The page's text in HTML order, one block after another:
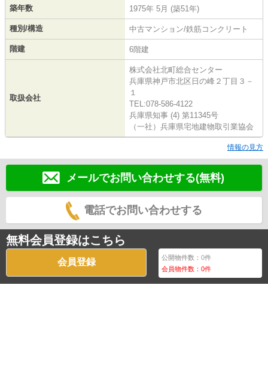
築年数 1975年 5月 (築51年)
種別/構造 中古マンション/鉄筋コンクリート
階建 6階建
取扱会社
株式会社北町総合センター
兵庫県神戸市北区日の峰２丁目３－
１
TEL:078-586-4122
兵庫県知事 (4) 第11345号
（一社）兵庫県宅地建物取引業協会
情報の見方
メールでお問い合わせする(無料)
電話でお問い合わせする
無料会員登録はこちら
会員登録 公開物件数：0件
会員物件数：0件